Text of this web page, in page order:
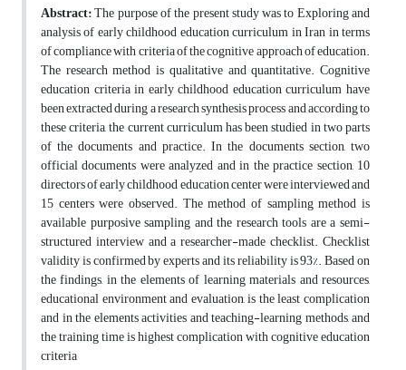
Abstract:The purpose of the present study was to Exploring and
analysis of early childhood education curriculum in Iran in terms
of compliance with criteria of the cognitive approach of education.
The research method is qualitative and quantitative. Cognitive
education criteria in early childhood education curriculum have
been extracted during a research synthesis process and according to
these criteria, the current curriculum has been studied in two parts
of the documents and practice. In the documents section, two
official documents were analyzed and in the practice section, 10
directors of early childhood education center were interviewed and
15 centers were observed. The method of sampling method is
available purposive sampling and the research tools are a semi-
structured interview and a researcher-made checklist. Checklist
validity is confirmed by experts and its reliability is 93%. Based on
the findings, in the elements of learning materials and resources,
educational environment and evaluation, is the least complication
and in the elements activities and teaching-learning methods, and
the training time is highest complication with cognitive education
criteria